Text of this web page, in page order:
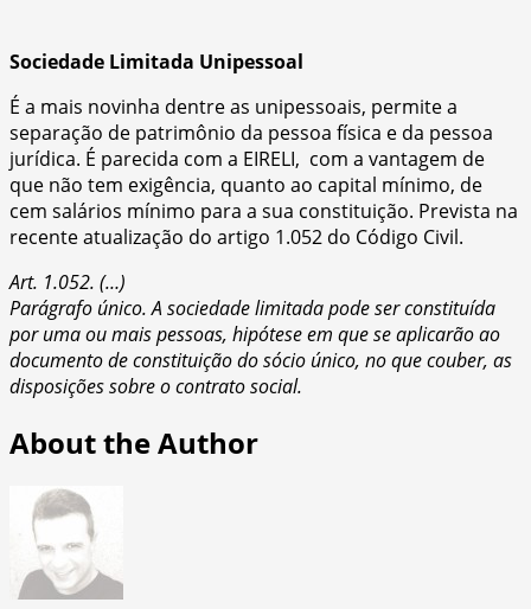
Sociedade Limitada Unipessoal
É a mais novinha dentre as unipessoais, permite a
separação de patrimônio da pessoa física e da pessoa
jurídica. É parecida com a EIRELI, com a vantagem de
que não tem exigência, quanto ao capital mínimo, de
cem salários mínimo para a sua constituição. Prevista na
recente atualização do artigo 1.052 do Código Civil.
Art. 1.052. (…)
Parágrafo único. A sociedade limitada pode ser constituída
por uma ou mais pessoas, hipótese em que se aplicarão ao
documento de constituição do sócio único, no que couber, as
disposições sobre o contrato social.
About the Author